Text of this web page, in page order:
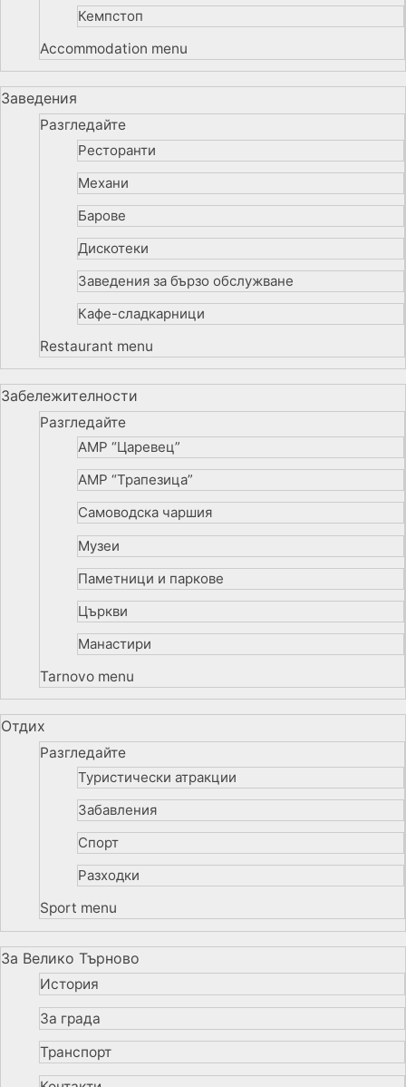
Кемпстоп
Accommodation menu
Заведения
Разгледайте
Ресторанти
Механи
Барове
Дискотеки
Заведения за бързо обслужване
Кафе-сладкарници
Restaurant menu
Забележителности
Разгледайте
АМР “Царевец”
АМР “Трапезица”
Самоводска чаршия
Музеи
Паметници и паркове
Църкви
Манастири
Tarnovo menu
Отдих
Разгледайте
Туристически атракции
Забавления
Спорт
Разходки
Sport menu
За Велико Търново
История
За града
Транспорт